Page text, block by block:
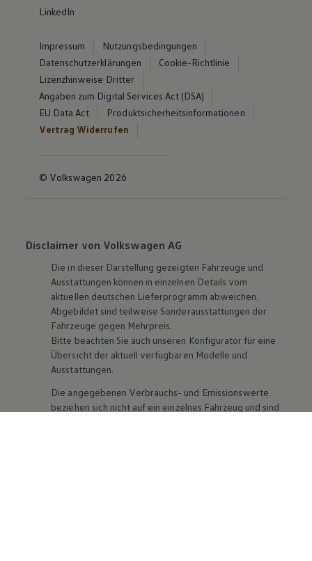
LinkedIn
Impressum
Nutzungsbedingungen
Datenschutzerklärungen
Cookie-Richtlinie
Lizenzhinweise Dritter
Angaben zum Digital Services Act (DSA)
EU Data Act
Produktsicherheitsinformationen
Vertrag Widerrufen
© Volkswagen 2026
Disclaimer von Volkswagen AG
Die in dieser Darstellung gezeigten Fahrzeuge und
Ausstattungen können in einzelnen Details vom
aktuellen deutschen Lieferprogramm abweichen.
Abgebildet sind teilweise Sonderausstattungen der
Fahrzeuge gegen Mehrpreis.
Bitte beachten Sie auch unseren Konfigurator für eine
Übersicht der aktuell verfügbaren Modelle und
Ausstattungen.
Die angegebenen Verbrauchs- und Emissionswerte
beziehen sich nicht auf ein einzelnes Fahrzeug und sind